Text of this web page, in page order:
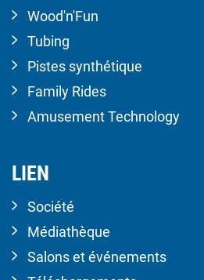
Wood'n'Fun
Tubing
Pistes synthétique
Family Rides
Amusement Technology
LIEN
Société
Médiathèque
Salons et événements